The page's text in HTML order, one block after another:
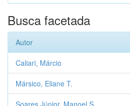
Busca facetada
Autor
Caliari, Márcio
Mársico, Eliane T.